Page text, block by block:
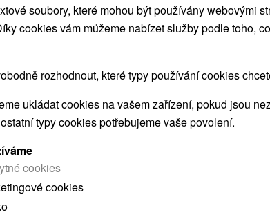
POKRAČOVAT
soubory, které mohou být používány webovými
cookies vám můžeme nabízet služby podle toho,
rozhodnout, které typy používání cookies
ukládat cookies na vašem zařízení, pokud jsou
typy cookies potřebujeme vaše povolení.
cookies
cookies